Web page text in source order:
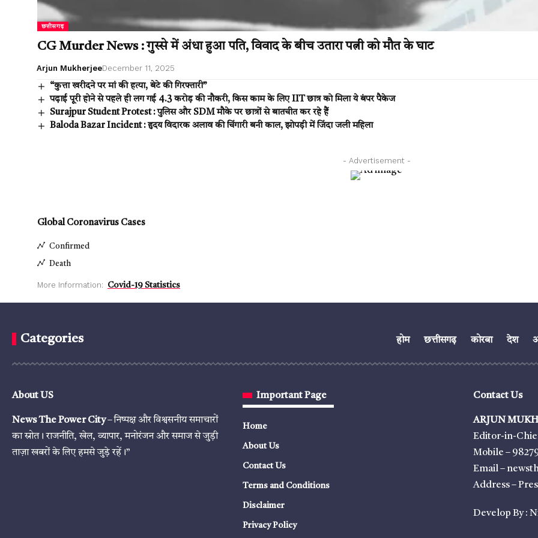
छत्तीसगढ़
CG Murder News : गुस्से में अंधा हुआ पति, विवाद के बीच उतारा पत्नी को मौत के घाट
Arjun MukherjeeDecember 11, 2025
“कुत्ता खरीदने पर मां की हत्या, बेटे की गिरफ्तारी”
पढ़ाई पूरी होने से पहले ही लग गई 4.3 करोड़ की नौकरी, किस काम के लिए IIT छात्र को मिला ये बंपर पैकेज
Surajpur Student Protest : पुलिस और SDM मौके पर छात्रों से बातचीत कर रहे हैं
Baloda Bazar Incident : हृदय विदारक अलाव की चिंगारी बनी काल, झोपड़ी में जिंदा जली महिला
- Advertisement -
Global Coronavirus Cases
Confirmed
Death
More Information: Covid-19 Statistics
Categories होम छत्तीसगढ़ कोरबा देश
About US
News The Power City– निष्पक्ष और विश्वसनीय समाचारों
का स्रोत। राजनीति, खेल, व्यापार, मनोरंजन और समाज से जुड़ी
ताज़ा खबरों के लिए हमसे जुड़े रहें।”
Important Page
Home
About Us
Contact Us
Terms and Conditions
Disclaimer
Privacy Policy
Contact Us
ARJUN
Editor-in-
Mobile –
Email –
Address –
Develop By :